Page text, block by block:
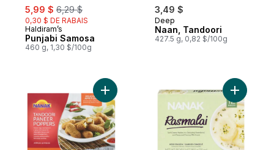
sale:
5,99 $ , formerly:
6,29 $
0,30 $ DE RABAIS
Haldiram’s
Punjabi Samosa
460 g, 1,30 $/100g
3,49 $
Deep
Naan, Tandoori
427.5 g, 0,82 $/100g
Ajouter Hors-d’œuvre Poppers Tandoori
Ajouter